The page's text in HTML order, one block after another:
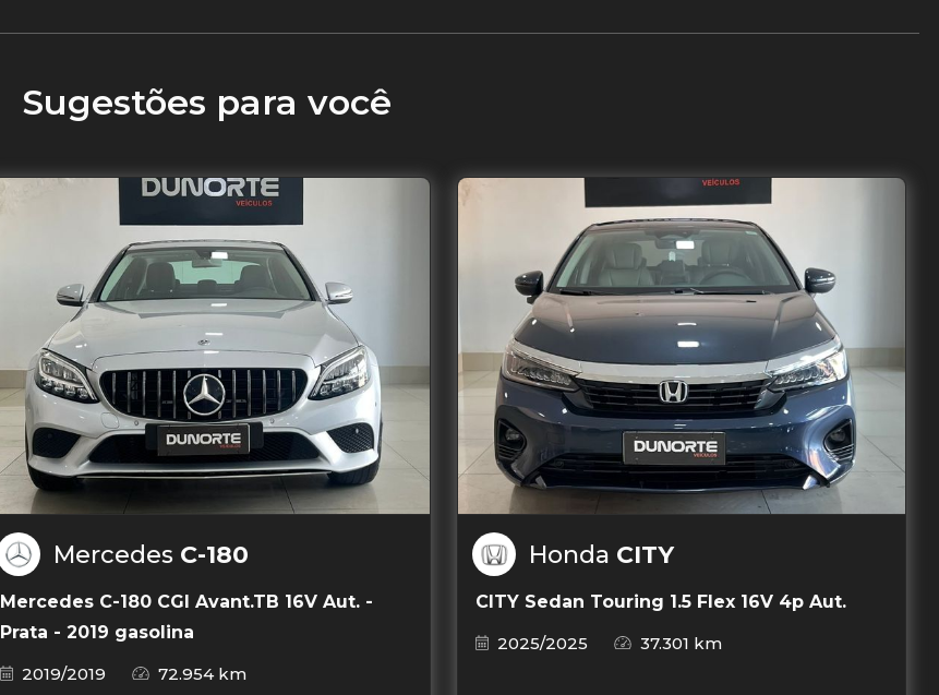
Sugestões para você
Mercedes C-180
Mercedes C-180 CGI Avant.TB 16V Aut. -
Prata - 2019 gasolina
2019/2019
72.954 km
Honda CITY
CITY Sedan Touring 1.5 Flex 16V 4p Aut.
2025/2025
37.301 km